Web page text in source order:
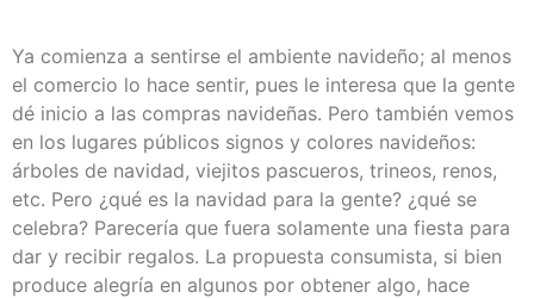
Ya comienza a sentirse el ambiente navideño; al menos
el comercio lo hace sentir, pues le interesa que la gente
dé inicio a las compras navideñas. Pero también vemos
en los lugares públicos signos y colores navideños:
árboles de navidad, viejitos pascueros, trineos, renos,
etc. Pero ¿qué es la navidad para la gente? ¿qué se
celebra? Parecería que fuera solamente una fiesta para
dar y recibir regalos. La propuesta consumista, si bien
produce alegría en algunos por obtener algo, hace